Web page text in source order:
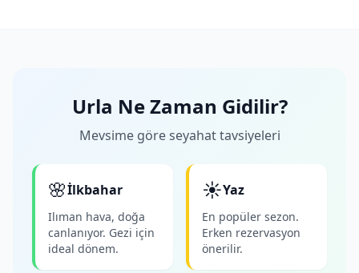
Urla Ne Zaman Gidilir?
Mevsime göre seyahat tavsiyeleri
🌸İlkbahar
Ilıman hava, doğa
canlanıyor. Gezi için
ideal dönem.
☀️Yaz
En popüler sezon.
Erken rezervasyon
önerilir.